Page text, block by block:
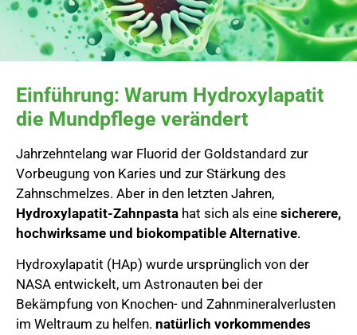
Einführung: Warum Hydroxylapatit
die Mundpflege verändert
Jahrzehntelang war Fluorid der Goldstandard zur
Vorbeugung von Karies und zur Stärkung des
Zahnschmelzes. Aber in den letzten Jahren,
Hydroxylapatit-Zahnpasta hat sich als eine sicherere,
hochwirksame und biokompatible Alternative.
Hydroxylapatit (HAp) wurde ursprünglich von der
NASA entwickelt, um Astronauten bei der
Bekämpfung von Knochen- und Zahnmineralverlusten
im Weltraum zu helfen. natürlich vorkommendes